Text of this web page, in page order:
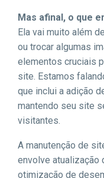
Mas afinal, o que
Ela vai muito além
ou trocar algumas
elementos cruciais
site. Estamos
que inclui a adição
mantendo seu site
visitantes.
A manutenção de
envolve atualização
otimização de